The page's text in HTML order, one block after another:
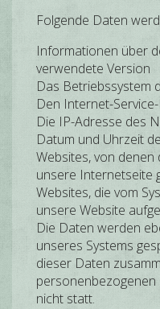
Folgende Daten
Informationen über
verwendete Version
Das Betriebssystem
Den Internet-
Die IP-Adresse des
Datum und Uhrzeit
Websites, von
unsere Internetseite
Websites, die vom
unsere Website
Die Daten werden
unseres Systems
dieser Daten
nicht statt.